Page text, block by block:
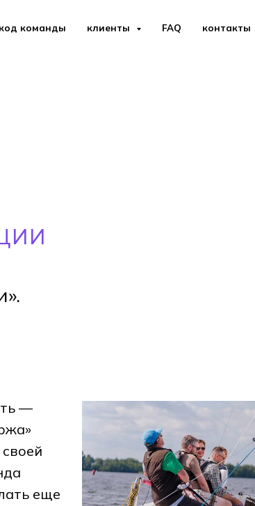
код команды клиенты FAQ контакты
—
еще